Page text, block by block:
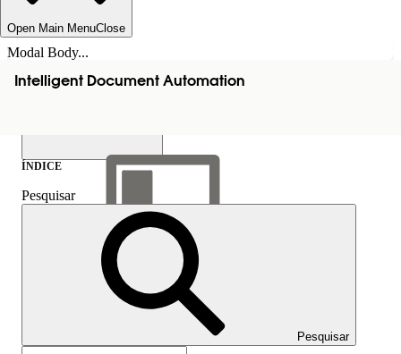
Open Main MenuClose
Modal Body...
Intelligent Document Automation
Mostrar índice
Índice
ÍNDICE
Pesquisar
Pesquisar